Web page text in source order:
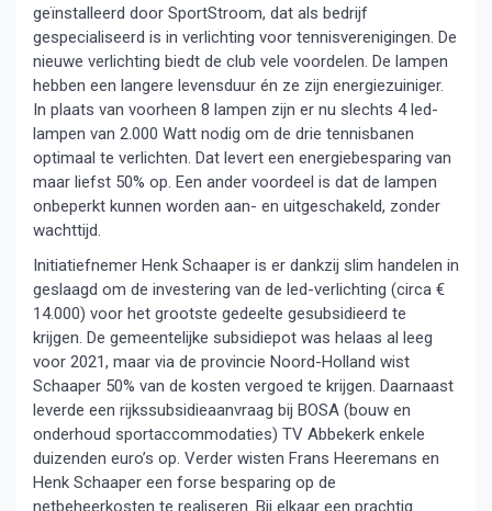
geïnstalleerd door SportStroom, dat als bedrijf
gespecialiseerd is in verlichting voor tennisverenigingen. De
nieuwe verlichting biedt de club vele voordelen. De lampen
hebben een langere levensduur én ze zijn energiezuiniger.
In plaats van voorheen 8 lampen zijn er nu slechts 4 led-
lampen van 2.000 Watt nodig om de drie tennisbanen
optimaal te verlichten. Dat levert een energiebesparing van
maar liefst 50% op. Een ander voordeel is dat de lampen
onbeperkt kunnen worden aan- en uitgeschakeld, zonder
wachttijd.
Initiatiefnemer Henk Schaaper is er dankzij slim handelen in
geslaagd om de investering van de led-verlichting (circa €
14.000) voor het grootste gedeelte gesubsidieerd te
krijgen. De gemeentelijke subsidiepot was helaas al leeg
voor 2021, maar via de provincie Noord-Holland wist
Schaaper 50% van de kosten vergoed te krijgen. Daarnaast
leverde een rijkssubsidieaanvraag bij BOSA (bouw en
onderhoud sportaccommodaties) TV Abbekerk enkele
duizenden euro’s op. Verder wisten Frans Heeremans en
Henk Schaaper een forse besparing op de
netbeheerkosten te realiseren. Bij elkaar een prachtig